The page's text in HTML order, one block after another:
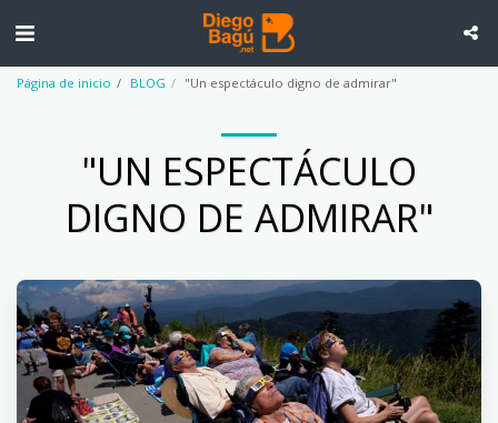
Página de inicio BLOG "Un espectáculo digno de admirar"
"UN ESPECTÁCULO
DIGNO DE ADMIRAR"